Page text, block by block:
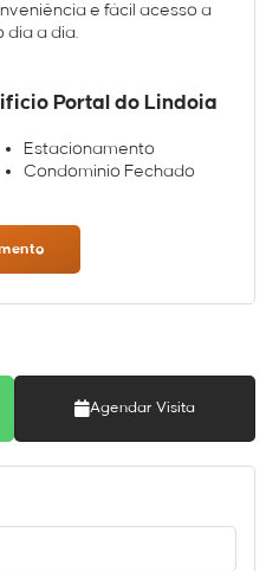
e fácil acesso a
dia a dia.
Portal do Lindoia
Estacionamento
Condominio Fechado
Agendar Visita